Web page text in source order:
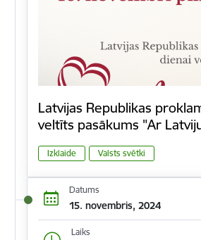
Latvijas Republikas
veltīts pasākums "Ar
Izklaide Valsts svētki
Datums
15. novembris, 2024
Laiks